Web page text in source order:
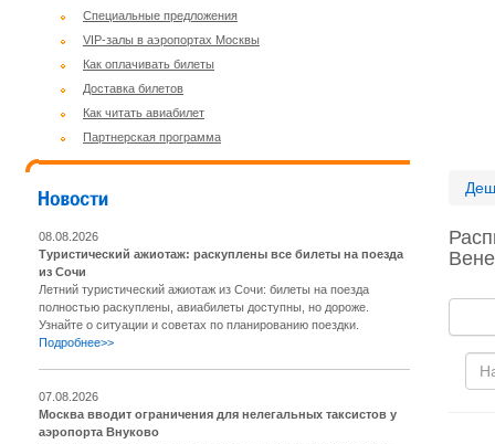
Специальные предложения
VIP-залы в аэропортах Москвы
Как оплачивать билеты
Доставка билетов
Как читать авиабилет
Партнерская программа
08.08.2026
Туристический ажиотаж: раскуплены все билеты на поезда
из Сочи
Летний туристический ажиотаж из Сочи: билеты на поезда
полностью раскуплены, авиабилеты доступны, но дороже.
Узнайте о ситуации и советах по планированию поездки.
Подробнее>>
07.08.2026
Москва вводит ограничения для нелегальных таксистов у
аэропорта Внуково